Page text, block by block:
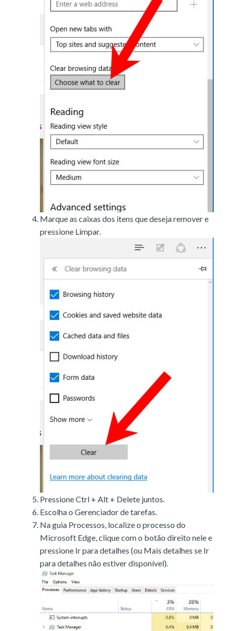
Marque as caixas dos itens que deseja remover e
pressione Limpar.
Pressione Ctrl + Alt + Delete juntos.
Escolha o Gerenciador de tarefas.
Na guia Processos, localize o processo do
Microsoft Edge, clique com o botão direito nele e
pressione Ir para detalhes (ou Mais detalhes se Ir
para detalhes não estiver disponível).